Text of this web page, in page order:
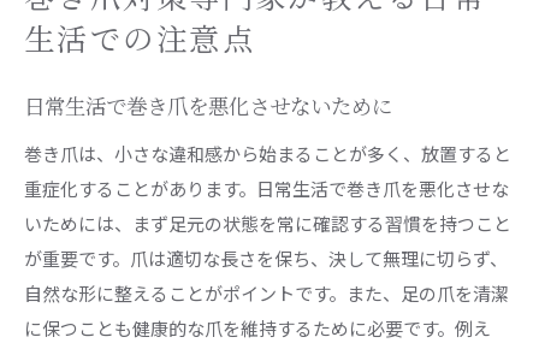
生活での注意点
日常生活で巻き爪を悪化させないために
巻き爪は、小さな違和感から始まることが多く、放置すると
重症化することがあります。日常生活で巻き爪を悪化させな
いためには、まず足元の状態を常に確認する習慣を持つこと
が重要です。爪は適切な長さを保ち、決して無理に切らず、
自然な形に整えることがポイントです。また、足の爪を清潔
に保つことも健康的な爪を維持するために必要です。例え